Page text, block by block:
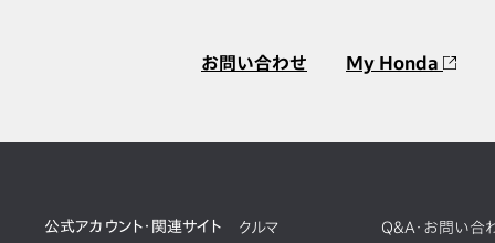
お問い合わせ My Honda
公式アカウント・関連サイト
クルマ
Q&A・お問い合